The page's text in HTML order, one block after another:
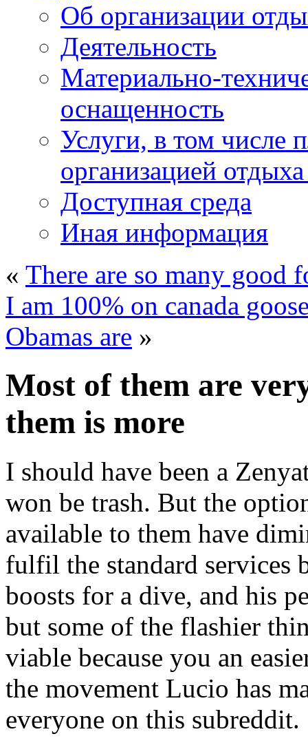
Об организации
Деятельность
Материально-
оснащенность
Услуги, в том числе
организацией
Доступная среда
Иная информация
« There are so many good
I am 100% on canada
Obamas are »
Most of them are
them is more
I should have been a
won be trash. But the
available to them have
fulfil the standard services
boosts for a dive, and his
but some of the flashier
viable because you an
the movement Lucio has
everyone on this subreddit.